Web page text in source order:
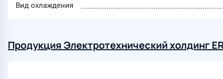
Вид охлаждения
Продукция Электротехнический холдинг